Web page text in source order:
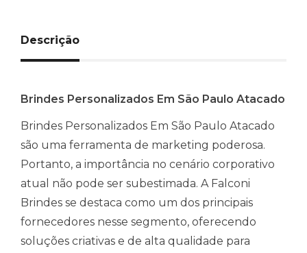
Descrição
Brindes Personalizados Em São Paulo Atacado
Brindes Personalizados Em São Paulo Atacado
são uma ferramenta de marketing poderosa.
Portanto, a importância no cenário corporativo
atual não pode ser subestimada. A Falconi
Brindes se destaca como um dos principais
fornecedores nesse segmento, oferecendo
soluções criativas e de alta qualidade para